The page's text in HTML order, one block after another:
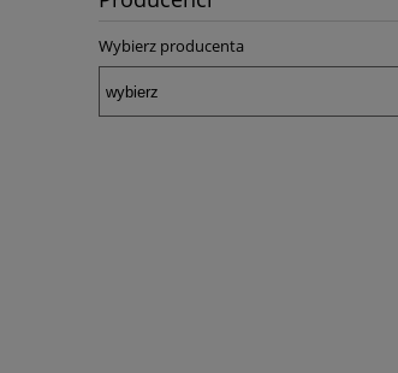
Wybierz producenta